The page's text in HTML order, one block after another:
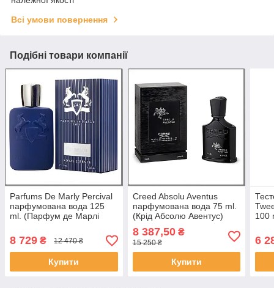
Всі умови повернення
Подібні товари компанії
Parfums De Marly Percival
парфумована вода 125
ml. (Парфум де Марлі
8 729 ₴ 12 470 ₴
Купити
Creed Absolu Aventus
парфумована вода 75 ml.
(Крід Абсолю Авентус)
8 387,50₴
15 250 ₴
Купити
100
6